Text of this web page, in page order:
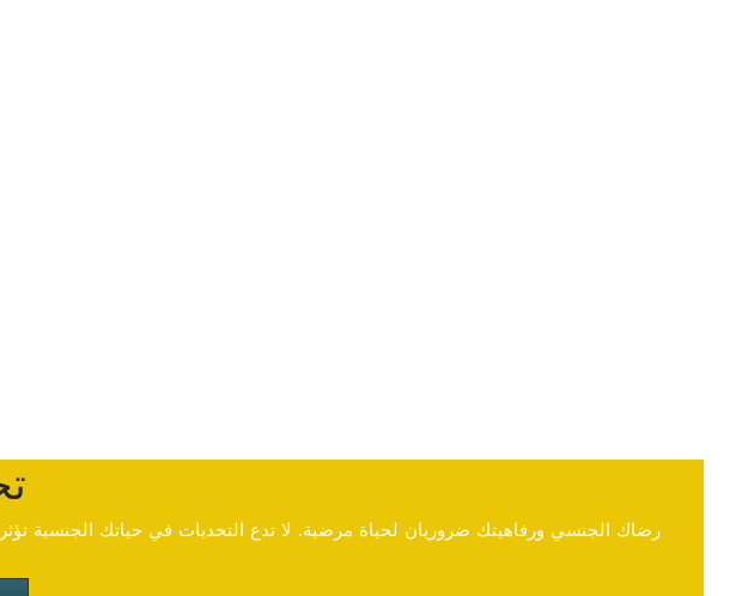
رضاك الجنسي ورفاهيتك ضروريان لحياة مرضية. لا تدع التحديات في حياتك الجنسية